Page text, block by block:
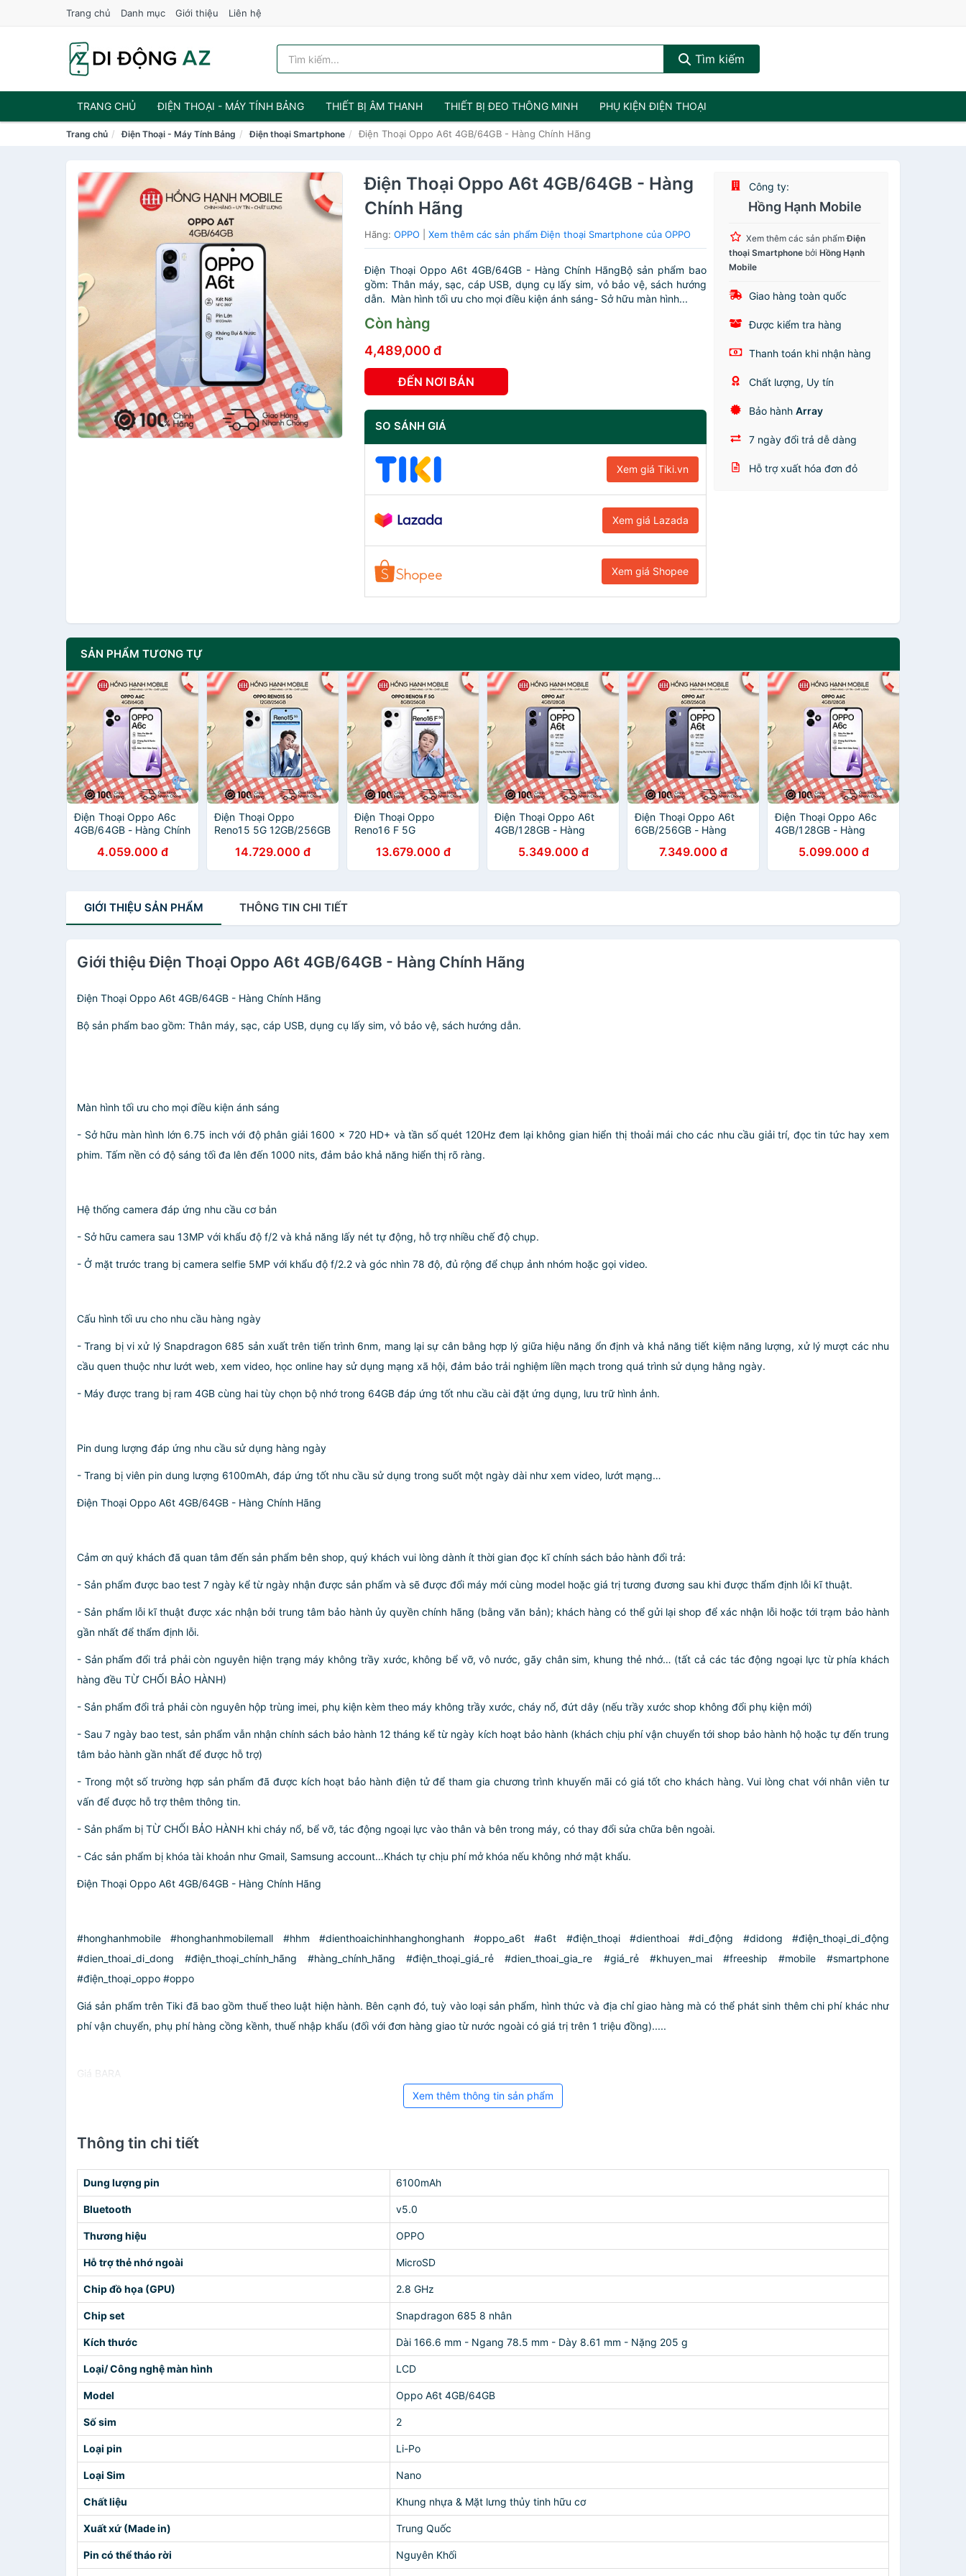
Trang chủ Danh mục Giới thiệu Liên hệ
Tìm kiếm
TRANG CHỦ ĐIỆN THOẠI - MÁY TÍNH BẢNG THIẾT BỊ ÂM THANH THIẾT BỊ ĐEO THÔNG MINH PHỤ KIỆN ĐIỆN THOẠI
Trang chủ Điện Thoại - Máy Tính Bảng Điện thoại Smartphone Điện Thoại Oppo A6t 4GB/64GB - Hàng Chính Hãng
Điện Thoại Oppo A6t 4GB/64GB - Hàng
Chính Hãng
Hãng:OPPO |Xem thêm các sản phẩm Điện thoại Smartphone của OPPO
Điện Thoại Oppo A6t 4GB/64GB - Hàng Chính HãngBộ sản phẩm bao
gồm: Thân máy, sạc, cáp USB, dụng cụ lấy sim, vỏ bảo vệ, sách hướng
dẫn. Màn hình tối ưu cho mọi điều kiện ánh sáng- Sở hữu màn hình...
Còn hàng
4,489,000 đ
ĐẾN NƠI BÁN
SO SÁNH GIÁ
Xem giá Tiki.vn
Xem giá Lazada
Xem giá Shopee
Công ty:
Hồng Hạnh Mobile
Xem thêm các sản phẩmĐiện
thoại Smartphone bởiHồng Hạnh
Mobile
Giao hàng toàn quốc
Được kiểm tra hàng
Thanh toán khi nhận hàng
Chất lượng, Uy tín
Bảo hànhArray
7 ngày đổi trả dễ dàng
Hỗ trợ xuất hóa đơn đỏ
SẢN PHẨM TƯƠNG TỰ
Điện Thoại Oppo A6c
4GB/64GB - Hàng Chính
4.059.000 đ
Điện Thoại Oppo
Reno15 5G 12GB/256GB
14.729.000 đ
Điện Thoại Oppo
Reno16 F 5G
Chính Hãng
13.679.000 đ
Điện Thoại Oppo A6t
4GB/128GB - Hàng
5.349.000 đ
Điện Thoại Oppo A6t
6GB/256GB - Hàng
7.349.000 đ
Điện Thoại Oppo A6c
4GB/128GB - Hàng
5.099.000 đ
GIỚI THIỆU SẢN PHẨM THÔNG TIN CHI TIẾT
Giới thiệu Điện Thoại Oppo A6t 4GB/64GB - Hàng Chính Hãng
Điện Thoại Oppo A6t 4GB/64GB - Hàng Chính Hãng
Bộ sản phẩm bao gồm: Thân máy, sạc, cáp USB, dụng cụ lấy sim, vỏ bảo vệ, sách hướng dẫn.
Màn hình tối ưu cho mọi điều kiện ánh sáng
- Sở hữu màn hình lớn 6.75 inch với độ phân giải 1600 x 720 HD+ và tần số quét 120Hz đem lại không gian hiển thị thoải mái cho các nhu cầu giải trí, đọc tin tức hay xem
phim. Tấm nền có độ sáng tối đa lên đến 1000 nits, đảm bảo khả năng hiển thị rõ ràng.
Hệ thống camera đáp ứng nhu cầu cơ bản
- Sở hữu camera sau 13MP với khẩu độ f/2 và khả năng lấy nét tự động, hỗ trợ nhiều chế độ chụp.
- Ở mặt trước trang bị camera selfie 5MP với khẩu độ f/2.2 và góc nhìn 78 độ, đủ rộng để chụp ảnh nhóm hoặc gọi video.
Cấu hình tối ưu cho nhu cầu hàng ngày
- Trang bị vi xử lý Snapdragon 685 sản xuất trên tiến trình 6nm, mang lại sự cân bằng hợp lý giữa hiệu năng ổn định và khả năng tiết kiệm năng lượng, xử lý mượt các nhu
cầu quen thuộc như lướt web, xem video, học online hay sử dụng mạng xã hội, đảm bảo trải nghiệm liền mạch trong quá trình sử dụng hằng ngày.
- Máy được trang bị ram 4GB cùng hai tùy chọn bộ nhớ trong 64GB đáp ứng tốt nhu cầu cài đặt ứng dụng, lưu trữ hình ảnh.
Pin dung lượng đáp ứng nhu cầu sử dụng hàng ngày
- Trang bị viên pin dung lượng 6100mAh, đáp ứng tốt nhu cầu sử dụng trong suốt một ngày dài như xem video, lướt mạng…
Điện Thoại Oppo A6t 4GB/64GB - Hàng Chính Hãng
Cảm ơn quý khách đã quan tâm đến sản phẩm bên shop, quý khách vui lòng dành ít thời gian đọc kĩ chính sách bảo hành đổi trả:
- Sản phẩm được bao test 7 ngày kể từ ngày nhận được sản phẩm và sẽ được đổi máy mới cùng model hoặc giá trị tương đương sau khi được thẩm định lỗi kĩ thuật.
- Sản phẩm lỗi kĩ thuật được xác nhận bởi trung tâm bảo hành ủy quyền chính hãng (bằng văn bản); khách hàng có thể gửi lại shop để xác nhận lỗi hoặc tới trạm bảo hành
gần nhất để thẩm định lỗi.
- Sản phẩm đổi trả phải còn nguyên hiện trạng máy không trầy xước, không bể vỡ, vô nước, gãy chân sim, khung thẻ nhớ… (tất cả các tác động ngoại lực từ phía khách
hàng đều TỪ CHỐI BẢO HÀNH)
- Sản phẩm đổi trả phải còn nguyên hộp trùng imei, phụ kiện kèm theo máy không trầy xước, cháy nổ, đứt dây (nếu trầy xước shop không đổi phụ kiện mới)
- Sau 7 ngày bao test, sản phẩm vẫn nhận chính sách bảo hành 12 tháng kể từ ngày kích hoạt bảo hành (khách chịu phí vận chuyển tới shop bảo hành hộ hoặc tự đến trung
tâm bảo hành gần nhất để được hỗ trợ)
- Trong một số trường hợp sản phẩm đã được kích hoạt bảo hành điện tử để tham gia chương trình khuyến mãi có giá tốt cho khách hàng. Vui lòng chat với nhân viên tư
vấn để được hỗ trợ thêm thông tin.
- Sản phẩm bị TỪ CHỐI BẢO HÀNH khi cháy nổ, bể vỡ, tác động ngoại lực vào thân và bên trong máy, có thay đổi sửa chữa bên ngoài.
- Các sản phẩm bị khóa tài khoản như Gmail, Samsung account…Khách tự chịu phí mở khóa nếu không nhớ mật khẩu.
Điện Thoại Oppo A6t 4GB/64GB - Hàng Chính Hãng
#honghanhmobile #honghanhmobilemall #hhm #dienthoaichinhhanghonghanh #oppo_a6t #a6t #điện_thoại #dienthoai #di_động #didong #điện_thoại_di_động
#dien_thoai_di_dong #điện_thoại_chính_hãng #hàng_chính_hãng #điện_thoại_giá_rẻ #dien_thoai_gia_re #giá_rẻ #khuyen_mai #freeship #mobile #smartphone
#điện_thoại_oppo #oppo
Giá sản phẩm trên Tiki đã bao gồm thuế theo luật hiện hành. Bên cạnh đó, tuỳ vào loại sản phẩm, hình thức và địa chỉ giao hàng mà có thể phát sinh thêm chi phí khác như
phí vận chuyển, phụ phí hàng cồng kềnh, thuế nhập khẩu (đối với đơn hàng giao từ nước ngoài có giá trị trên 1 triệu đồng).....
Giá BARA
Xem thêm thông tin sản phẩm
Thông tin chi tiết
Dung lượng pin 6100mAh
Bluetooth v5.0
Thương hiệu OPPO
Hỗ trợ thẻ nhớ ngoài MicroSD
Chip đồ họa (GPU) 2.8 GHz
Chip set Snapdragon 685 8 nhân
Kích thước Dài 166.6 mm - Ngang 78.5 mm - Dày 8.61 mm - Nặng 205 g
Loại/ Công nghệ màn hình LCD
Model Oppo A6t 4GB/64GB
Số sim 2
Loại pin Li-Po
Loại Sim Nano
Chất liệu Khung nhựa & Mặt lưng thủy tinh hữu cơ
Xuất xứ (Made in) Trung Quốc
Pin có thể tháo rời Nguyên Khối